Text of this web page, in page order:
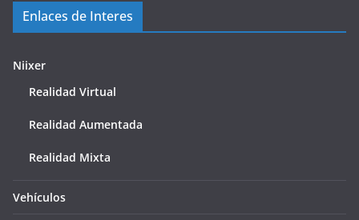
Enlaces de Interes
Niixer
Realidad Virtual
Realidad Aumentada
Realidad Mixta
Vehículos